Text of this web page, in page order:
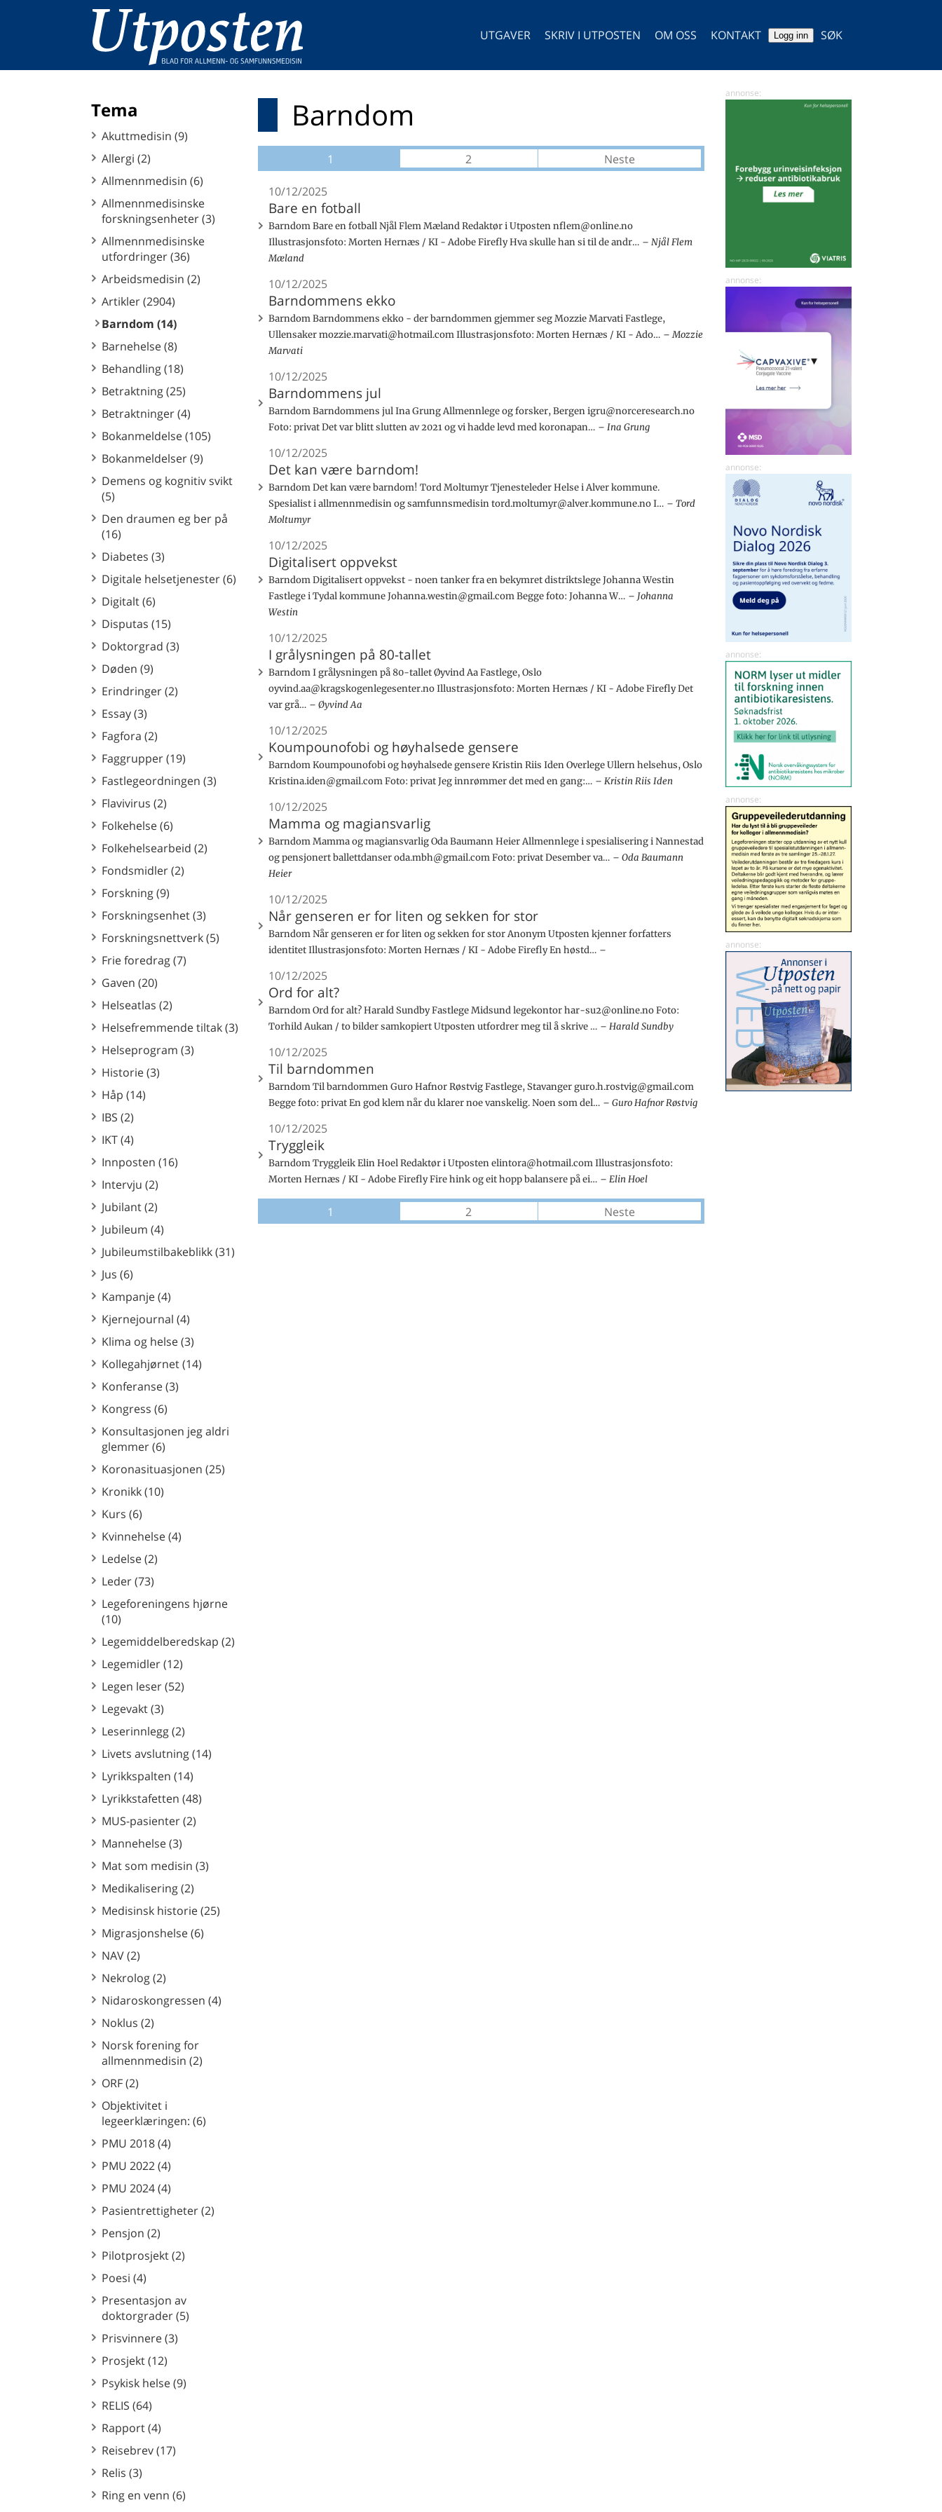
UTGAVER SKRIV I UTPOSTEN OM OSS KONTAKT Logg inn SØK
Tema
Akuttmedisin (9)
Allergi (2)
Allmennmedisin (6)
Allmennmedisinske
forskningsenheter (3)
Allmennmedisinske
utfordringer (36)
Arbeidsmedisin (2)
Artikler (2904)
Barndom (14)
Barnehelse (8)
Behandling (18)
Betraktning (25)
Betraktninger (4)
Bokanmeldelse (105)
Bokanmeldelser (9)
Demens og kognitiv svikt
(5)
Den draumen eg ber på
(16)
Diabetes (3)
Digitale helsetjenester (6)
Digitalt (6)
Disputas (15)
Doktorgrad (3)
Døden (9)
Erindringer (2)
Essay (3)
Fagfora (2)
Faggrupper (19)
Fastlegeordningen (3)
Flavivirus (2)
Folkehelse (6)
Folkehelsearbeid (2)
Fondsmidler (2)
Forskning (9)
Forskningsenhet (3)
Forskningsnettverk (5)
Frie foredrag (7)
Gaven (20)
Helseatlas (2)
Helsefremmende tiltak (3)
Helseprogram (3)
Historie (3)
Håp (14)
IBS (2)
IKT (4)
Innposten (16)
Intervju (2)
Jubilant (2)
Jubileum (4)
Jubileumstilbakeblikk (31)
Jus (6)
Kampanje (4)
Kjernejournal (4)
Klima og helse (3)
Kollegahjørnet (14)
Konferanse (3)
Kongress (6)
Konsultasjonen jeg aldri
glemmer (6)
Koronasituasjonen (25)
Kronikk (10)
Kurs (6)
Kvinnehelse (4)
Ledelse (2)
Leder (73)
Legeforeningens hjørne
(10)
Legemiddelberedskap (2)
Legemidler (12)
Legen leser (52)
Legevakt (3)
Leserinnlegg (2)
Livets avslutning (14)
Lyrikkspalten (14)
Lyrikkstafetten (48)
MUS-pasienter (2)
Mannehelse (3)
Mat som medisin (3)
Medikalisering (2)
Medisinsk historie (25)
Migrasjonshelse (6)
NAV (2)
Nekrolog (2)
Nidaroskongressen (4)
Noklus (2)
Norsk forening for
allmennmedisin (2)
ORF (2)
Objektivitet i
legeerklæringen: (6)
PMU 2018 (4)
PMU 2022 (4)
PMU 2024 (4)
Pasientrettigheter (2)
Pensjon (2)
Pilotprosjekt (2)
Poesi (4)
Presentasjon av
doktorgrader (5)
Prisvinnere (3)
Prosjekt (12)
Psykisk helse (9)
RELIS (64)
Rapport (4)
Reisebrev (17)
Relis (3)
Ring en venn (6)
Barndom
1 2 Neste
10/12/2025
Bare en fotball
Barndom Bare en fotball Njål Flem Mæland Redaktør i Utposten nflem@online.no
Illustrasjonsfoto: Morten Hernæs / KI - Adobe Firefly Hva skulle han si til de andr…
Njål Flem
Mæland
10/12/2025
Barndommens ekko
Barndom Barndommens ekko - der barndommen gjemmer seg Mozzie Marvati Fastlege,
Ullensaker mozzie.marvati@hotmail.com Illustrasjonsfoto: Morten Hernæs / KI - Ado…
Mozzie
Marvati
10/12/2025
Barndommens jul
Barndom Barndommens jul Ina Grung Allmennlege og forsker, Bergen igru@norceresearch.no
Foto: privat Det var blitt slutten av 2021 og vi hadde levd med koronapan…
Ina Grung
10/12/2025
Det kan være barndom!
Barndom Det kan være barndom! Tord Moltumyr Tjenesteleder Helse i Alver kommune.
Spesialist i allmennmedisin og samfunnsmedisin tord.moltumyr@alver.kommune.no I…
Tord
Moltumyr
10/12/2025
Digitalisert oppvekst
Barndom Digitalisert oppvekst - noen tanker fra en bekymret distriktslege Johanna Westin
Fastlege i Tydal kommune Johanna.westin@gmail.com Begge foto: Johanna W…
Johanna
Westin
10/12/2025
I grålysningen på 80-tallet
Barndom I grålysningen på 80-tallet Øyvind Aa Fastlege, Oslo
oyvind.aa@kragskogenlegesenter.no Illustrasjonsfoto: Morten Hernæs / KI - Adobe Firefly Det
var grå…
Øyvind Aa
10/12/2025
Koumpounofobi og høyhalsede gensere
Barndom Koumpounofobi og høyhalsede gensere Kristin Riis Iden Overlege Ullern helsehus, Oslo
Kristina.iden@gmail.com Foto: privat Jeg innrømmer det med en gang:…
Kristin Riis Iden
10/12/2025
Mamma og magiansvarlig
Barndom Mamma og magiansvarlig Oda Baumann Heier Allmennlege i spesialisering i Nannestad
og pensjonert ballettdanser oda.mbh@gmail.com Foto: privat Desember va…
Oda Baumann
Heier
10/12/2025
Når genseren er for liten og sekken for stor
Barndom Når genseren er for liten og sekken for stor Anonym Utposten kjenner forfatters
identitet Illustrasjonsfoto: Morten Hernæs / KI - Adobe Firefly En høstd…
10/12/2025
Ord for alt?
Barndom Ord for alt? Harald Sundby Fastlege Midsund legekontor har-su2@online.no Foto:
Torhild Aukan / to bilder samkopiert Utposten utfordrer meg til å skrive …
Harald Sundby
10/12/2025
Til barndommen
Barndom Til barndommen Guro Hafnor Røstvig Fastlege, Stavanger guro.h.rostvig@gmail.com
Begge foto: privat En god klem når du klarer noe vanskelig. Noen som del…
Guro Hafnor Røstvig
10/12/2025
Tryggleik
Barndom Tryggleik Elin Hoel Redaktør i Utposten elintora@hotmail.com Illustrasjonsfoto:
Morten Hernæs / KI - Adobe Firefly Fire hink og eit hopp balansere på ei…
Elin Hoel
1 2 Neste